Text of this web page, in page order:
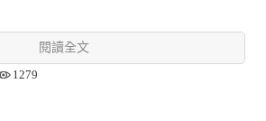
閱讀全文
1279